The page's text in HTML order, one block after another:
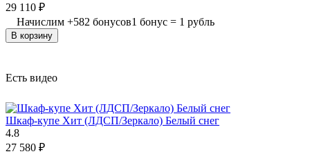
29 110 ₽
Начислим +582 бонусов1 бонус = 1 рубль
В корзину
Есть видео
Шкаф-купе Хит (ЛДСП/Зеркало) Белый снег
4.8
27 580 ₽